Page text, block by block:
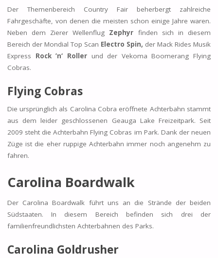
Der Themenbereich Country Fair beherbergt zahlreiche
Fahrgeschäfte, von denen die meisten schon einige Jahre waren.
Neben dem Zierer Wellenflug Zephyr finden sich in diesem
Bereich der Mondial Top Scan Electro Spin, der Mack Rides Musik
Express Rock ’n‘ Rollerund der Vekoma Boomerang Flying
Cobras.
Flying Cobras
Die ursprünglich als Carolina Cobra eröffnete Achterbahn stammt
aus dem leider geschlossenen Geauga Lake Freizeitpark. Seit
2009 steht die Achterbahn Flying Cobras im Park. Dank der neuen
Züge ist die eher ruppige Achterbahn immer noch angenehm zu
fahren.
Carolina Boardwalk
Der Carolina Boardwalk führt uns an die Strände der beiden
Südstaaten. In diesem Bereich befinden sich drei der
familienfreundlichsten Achterbahnen des Parks.
Carolina Goldrusher